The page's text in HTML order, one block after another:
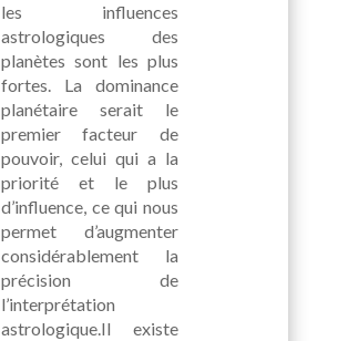
les influences
astrologiques des
planètes sont les plus
fortes. La dominance
planétaire serait le
premier facteur de
pouvoir, celui qui a la
priorité et le plus
d’influence, ce qui nous
permet d’augmenter
considérablement la
précision de
l’interprétation
astrologique.Il existe